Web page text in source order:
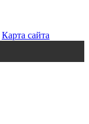
Карта сайта